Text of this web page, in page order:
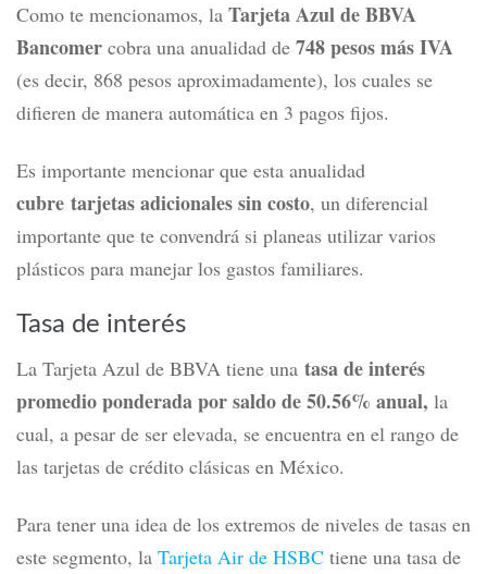
Como te mencionamos, la Tarjeta Azul de BBVA
Bancomer cobra una anualidad de 748 pesos más IVA
(es decir, 868 pesos aproximadamente), los cuales se
difieren de manera automática en 3 pagos fijos.
Es importante mencionar que esta anualidad
cubre tarjetas adicionales sin costo, un diferencial
importante que te convendrá si planeas utilizar varios
plásticos para manejar los gastos familiares.
Tasa de interés
La Tarjeta Azul de BBVA tiene una tasa de interés
promedio ponderada por saldo de 50.56% anual, la
cual, a pesar de ser elevada, se encuentra en el rango de
las tarjetas de crédito clásicas en México.
Para tener una idea de los extremos de niveles de tasas en
este segmento, la Tarjeta Air de HSBC tiene una tasa de